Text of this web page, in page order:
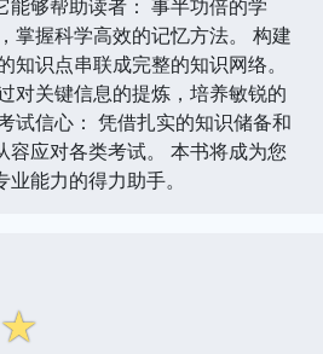
能够帮助读者： 事半功倍的学
掌握科学高效的记忆方法。 构建
知识点串联成完整的知识网络。
对关键信息的提炼，培养敏锐的
试信心： 凭借扎实的知识储备和
容应对各类考试。 本书将成为您
能力的得力助手。
☆